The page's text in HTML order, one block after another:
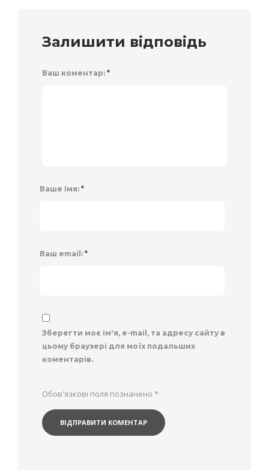
Залишити відповідь
Ваш коментар: *
Ваше Імя: *
Ваш email: *
Зберегти моє ім'я, e-mail, та адресу сайту в
цьому браузері для моїх подальших
коментарів.
Обов'язкові поля позначено *